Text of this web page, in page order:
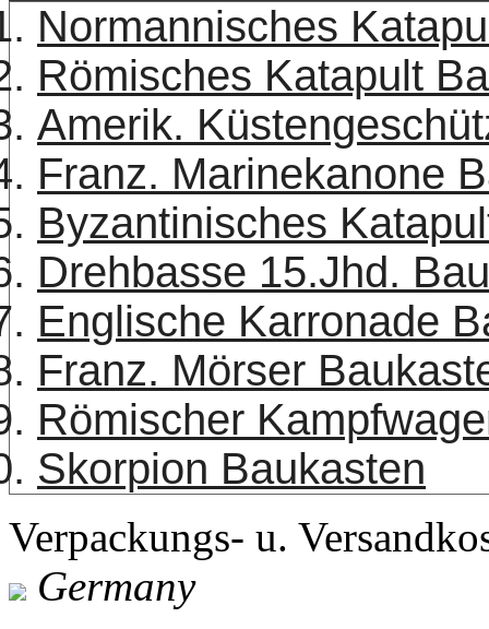
Normannisches
Römisches Katapult
Amerik.
Franz. Marinekanone
Byzantinisches
Drehbasse 15.Jhd.
Englische Karronade
Franz. Mörser
Römischer
Skorpion Baukasten
Verpackungs- u.
Germany